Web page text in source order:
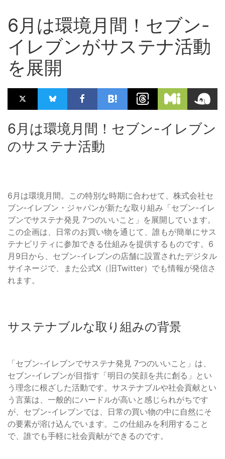
6月は環境月間！セブン-
イレブンがサステナ活動
を展開
6月は環境月間！セブン-イレブン
のサステナ活動
6月は環境月間。この特別な時期に合わせて、株式会社セ
ブン‐イレブン・ジャパンが新たな取り組み「セブン-イレ
ブンでサステナ発見 7つのいいこと」を展開しています。
この企画は、日常のお買い物を通じて、誰もが簡単にサス
テナビリティに参加できる仕組みを提供するものです。6
月9日から、セブン-イレブンの店舗に設置されたデジタル
サイネージで、また公式X（旧Twitter）でも情報が発信さ
れます。
サステナブルな取り組みの背景
「セブン-イレブンでサステナ発見 7つのいいこと」は、
セブン-イレブンが目指す「明日の笑顔を共に創る」とい
う理念に根ざした活動です。サステナブルや社会貢献とい
う言葉は、一般的にハードルが高いと感じられがちです
が、セブン-イレブンでは、日常の買い物の中に自然にそ
の要素が溶け込んでいます。この仕組みを利用すること
で、誰でも手軽に社会貢献ができるのです。